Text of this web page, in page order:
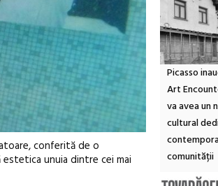
conferită de o
unuia dintre cei mai
Picasso
Art
va avea un
cultural
comunității